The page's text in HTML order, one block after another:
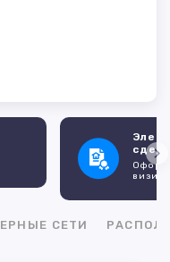
СЕТИ